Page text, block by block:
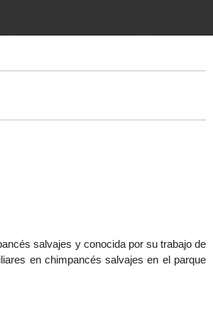
gobiernos,
humanidad desde el
salvajes y conocida por su trabajo de
en chimpancés salvajes en el parque